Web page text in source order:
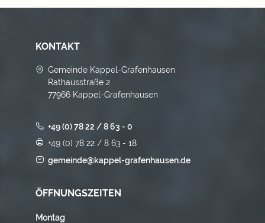
KONTAKT
Gemeinde Kappel-Grafenhausen
Rathausstraße 2
77966 Kappel-Grafenhausen
+49 (0) 78 22 / 8 63 - 0
+49 (0) 78 22 / 8 63 - 18
gemeinde@kappel-grafenhausen.de
ÖFFNUNGSZEITEN
Montag